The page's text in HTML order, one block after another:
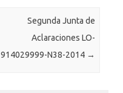
Segunda Junta de
Aclaraciones LO-
914029999-N38-2014 →